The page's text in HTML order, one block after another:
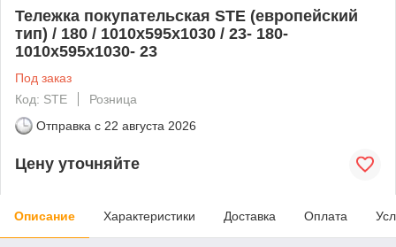
Тележка покупательская STE (европейский
тип) / 180 / 1010х595х1030 / 23- 180-
1010х595х1030- 23
Под заказ
Код: STE
Розница
Отправка с 22 августа 2026
Цену уточняйте
Описание Характеристики Доставка Оплата